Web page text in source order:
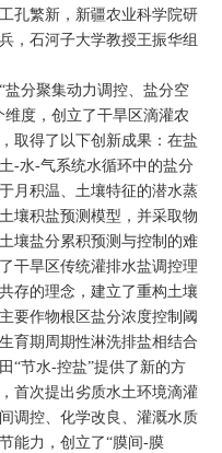
孔繁新，新疆农业科学院研
，石河子大学教授王振华组
分聚集动力调控、盐分空
度，创立了干旱区滴灌农
取得了以下创新成果：在盐
-水-气系统水循环中的盐分
月积温、土壤特征的潜水蒸
壤积盐预测模型，并采取物
壤盐分累积预测与控制的难
干旱区传统灌排水盐调控理
存的理念，建立了重构土壤
要作物根区盐分浓度控制阈
育期周期性淋洗排盐相结合
“节水-控盐”提供了新的方
首次提出劣质水土环境滴灌
调控、化学改良、灌溉水质
能力，创立了“膜间-膜